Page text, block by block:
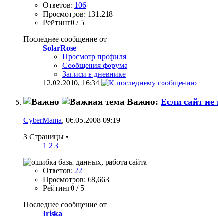
Ответов: 106
Просмотров: 131,218
Рейтинг0 / 5
Последнее сообщение от
SolarRose
Просмотр профиля
Сообщения форума
Записи в дневнике
12.02.2010, 16:34
Важно: Если сайт не
CyberMama, 06.05.2008 09:19
3 Страницы •
1 2 3
Ответов: 22
Просмотров: 68,663
Рейтинг0 / 5
Последнее сообщение от
Iriska